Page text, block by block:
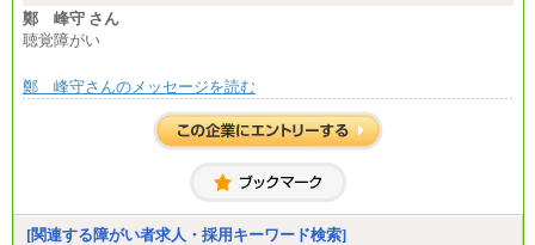
鄭 峰守 さん
聴覚障がい
鄭 峰守さんのメッセージを読む
[関連する障がい者求人・採用キーワード検索]